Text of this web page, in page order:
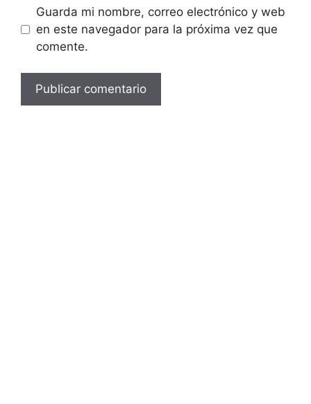
Guarda mi nombre, correo electrónico y web
en este navegador para la próxima vez que
comente.